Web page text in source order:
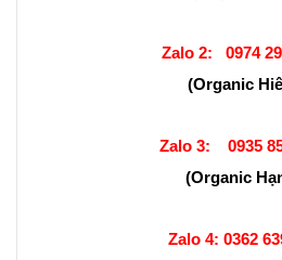
Zalo 2: 0974
(Organic
Zalo 3: 0935
(Organic
Zalo 4: 0362